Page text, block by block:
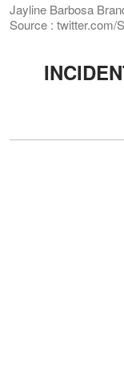
Jayline Barbosa
Source : twitter.com/